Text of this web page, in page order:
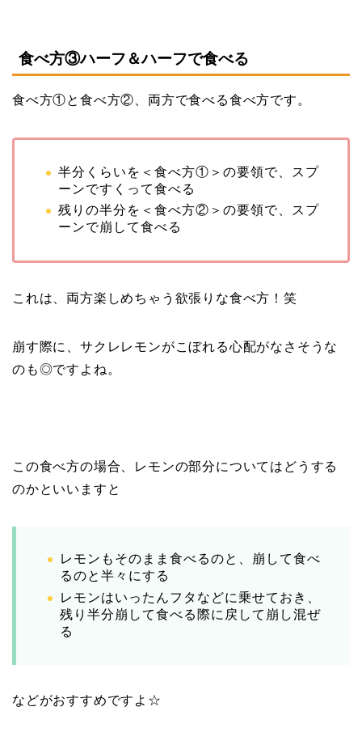
食べ方③ハーフ＆ハーフで食べる
食べ方①と食べ方②、両方で食べる食べ方です。
半分くらいを＜食べ方①＞の要領で、スプ
ーンですくって食べる
残りの半分を＜食べ方②＞の要領で、スプ
ーンで崩して食べる
これは、両方楽しめちゃう欲張りな食べ方！笑
崩す際に、サクレレモンがこぼれる心配がなさそうな
のも◎ですよね。
この食べ方の場合、レモンの部分についてはどうする
のかといいますと
レモンもそのまま食べるのと、崩して食べ
るのと半々にする
レモンはいったんフタなどに乗せておき、
残り半分崩して食べる際に戻して崩し混ぜ
る
などがおすすめですよ☆